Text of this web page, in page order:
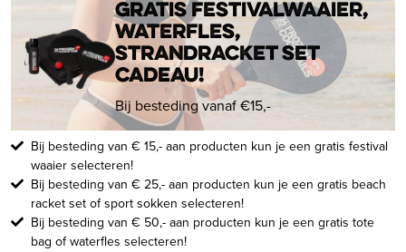
(8-
pack)
Gratisfestivalwaaier,
waterfles,
strandracket set
cadeau!
Bij besteding vanaf €15,-
Bij besteding van € 15,- aan producten kun je een gratis festival
waaier selecteren!
Bij besteding van € 25,- aan producten kun je een gratis beach
racket set of sport sokken selecteren!
Bij besteding van € 50,- aan producten kun je een gratis tote
bag of waterfles selecteren!